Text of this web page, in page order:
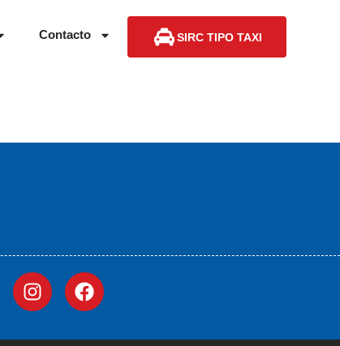
Contacto SIRC TIPO TAXI